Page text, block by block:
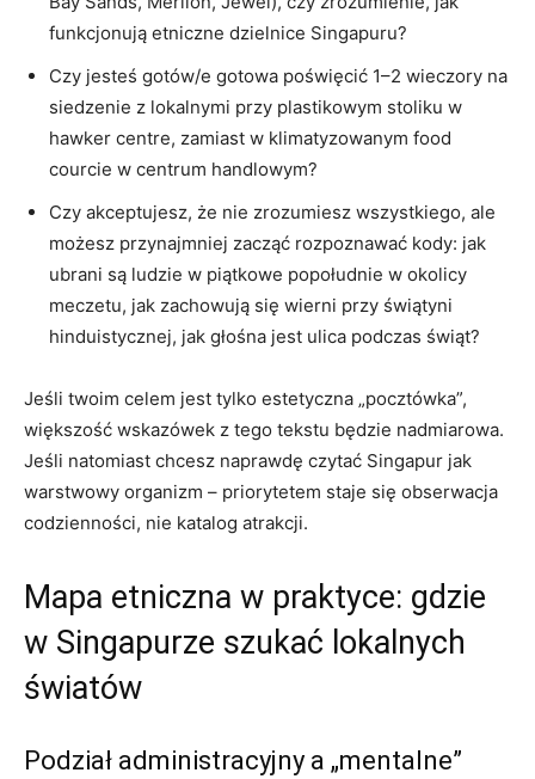
funkcjonują etniczne dzielnice Singapuru?
Czy jesteś gotów/e gotowa poświęcić 1–2 wieczory na
siedzenie z lokalnymi przy plastikowym stoliku w
hawker centre, zamiast w klimatyzowanym food
courcie w centrum handlowym?
Czy akceptujesz, że nie zrozumiesz wszystkiego, ale
możesz przynajmniej zacząć rozpoznawać kody: jak
ubrani są ludzie w piątkowe popołudnie w okolicy
meczetu, jak zachowują się wierni przy świątyni
hinduistycznej, jak głośna jest ulica podczas świąt?
Jeśli twoim celem jest tylko estetyczna „pocztówka”,
większość wskazówek z tego tekstu będzie nadmiarowa.
Jeśli natomiast chcesz naprawdę czytać Singapur jak
warstwowy organizm – priorytetem staje się obserwacja
codzienności, nie katalog atrakcji.
Mapa etniczna w praktyce: gdzie
w Singapurze szukać lokalnych
światów
Podział administracyjny a „mentalne”